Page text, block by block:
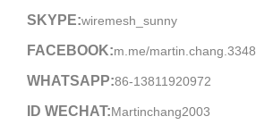
SKYPE:wiremesh_sunny
FACEBOOK:m.me/martin.chang.3348
WHATSAPP:86-13811920972
ID WECHAT:Martinchang2003